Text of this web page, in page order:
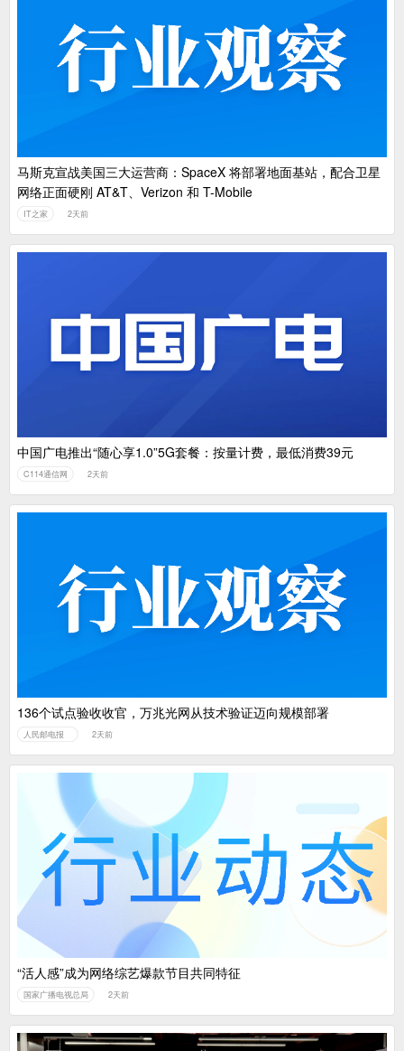
马斯克宣战美国三大运营商：SpaceX 将部署地面基站，配合卫星
网络正面硬刚 AT&T、Verizon 和 T-Mobile
IT之家 2天前
中国广电推出“随心享1.0”5G套餐：按量计费，最低消费39元
C114通信网 2天前
136个试点验收收官，万兆光网从技术验证迈向规模部署
人民邮电报 2天前
“活人感”成为网络综艺爆款节目共同特征
国家广播电视总局 2天前